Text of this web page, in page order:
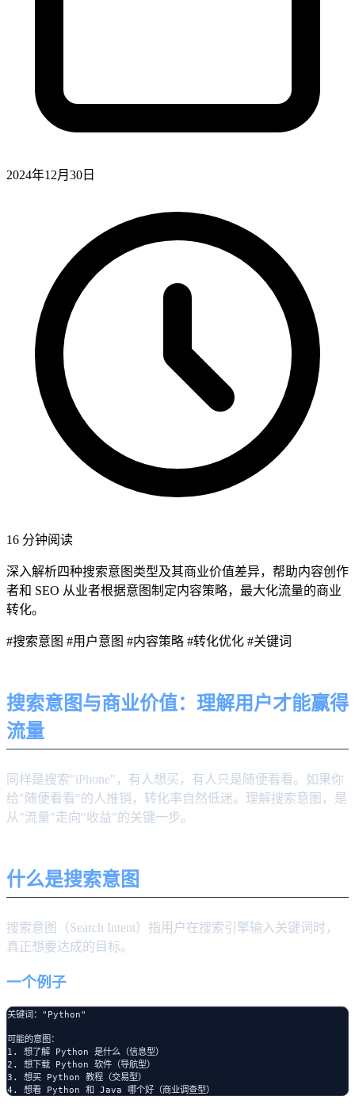
2024年12月30日
16 分钟阅读
深入解析四种搜索意图类型及其商业价值差异，帮助内容创作
者和 SEO 从业者根据意图制定内容策略，最大化流量的商业
转化。
#搜索意图 #用户意图 #内容策略 #转化优化 #关键词
搜索意图与商业价值：理解用户才能赢得
流量
同样是搜索"iPhone"，有人想买，有人只是随便看看。如果你
给"随便看看"的人推销，转化率自然低迷。理解搜索意图，是
从"流量"走向"收益"的关键一步。
什么是搜索意图
搜索意图（Search Intent）指用户在搜索引擎输入关键词时，
真正想要达成的目标。
一个例子
关键词："Python"
可能的意图：
1. 想了解 Python 是什么（信息型）
2. 想下载 Python 软件（导航型）
3. 想买 Python 教程（交易型）